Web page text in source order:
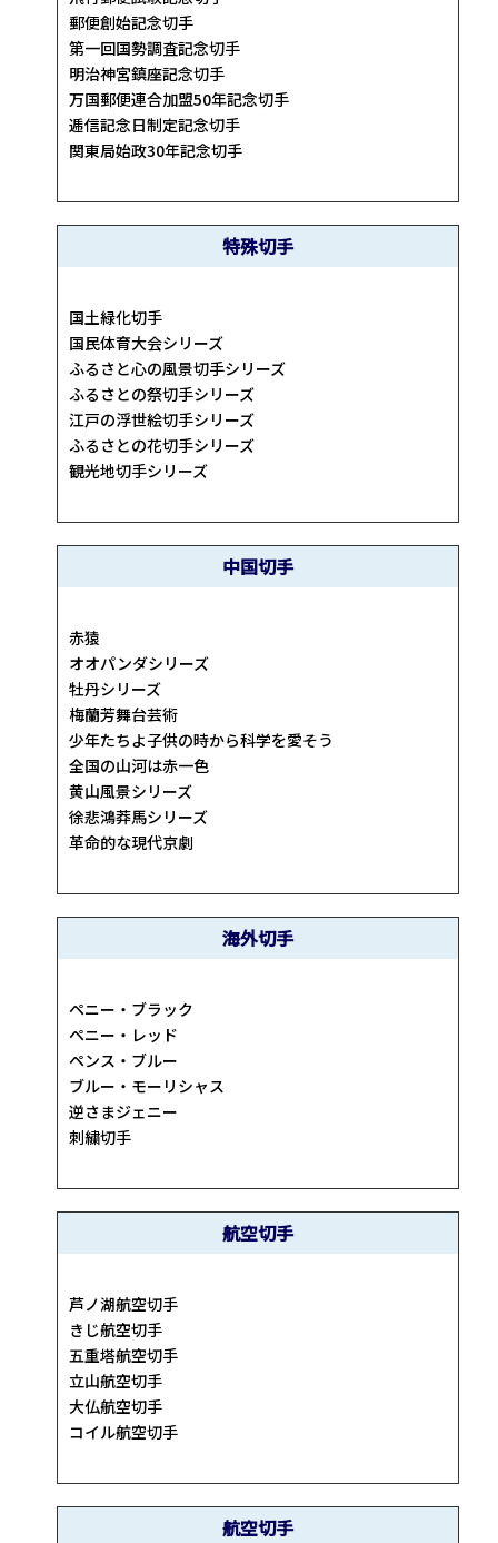
郵便創始記念切手
第一回国勢調査記念切手
明治神宮鎮座記念切手
万国郵便連合加盟50年記念切手
逓信記念日制定記念切手
関東局始政30年記念切手
特殊切手
国土緑化切手
国民体育大会シリーズ
ふるさと心の風景切手シリーズ
ふるさとの祭切手シリーズ
江戸の浮世絵切手シリーズ
ふるさとの花切手シリーズ
観光地切手シリーズ
中国切手
赤猿
オオパンダシリーズ
牡丹シリーズ
梅蘭芳舞台芸術
少年たちよ子供の時から科学を愛そう
全国の山河は赤一色
黄山風景シリーズ
徐悲鴻莽馬シリーズ
革命的な現代京劇
海外切手
ペニー・ブラック
ペニー・レッド
ペンス・ブルー
ブルー・モーリシャス
逆さまジェニー
刺繍切手
航空切手
芦ノ湖航空切手
きじ航空切手
五重塔航空切手
立山航空切手
大仏航空切手
コイル航空切手
航空切手